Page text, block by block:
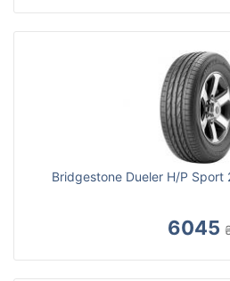
Bridgestone Dueler H/P Sport
6045